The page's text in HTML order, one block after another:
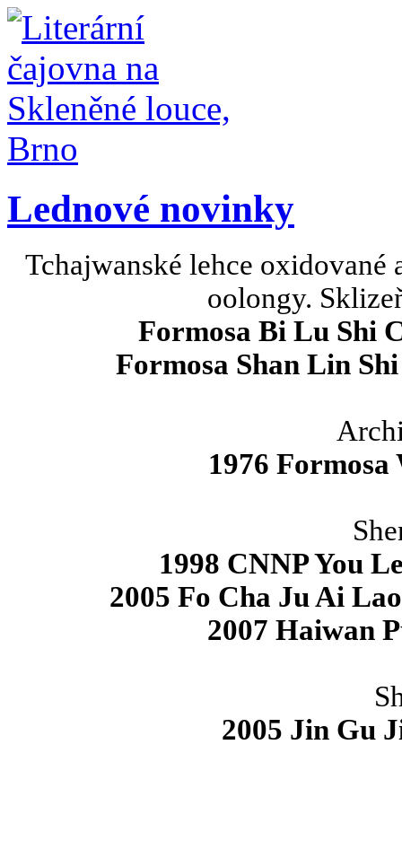
Lednové novinky
Tchajwanské lehce oxidované
oolongy.
Formosa Bi Lu Shi
Formosa Shan Lin
1976 Formosa
1998 CNNP You
2005 Fo Cha Ju Ai
2007 Haiwan
2005 Jin Gu